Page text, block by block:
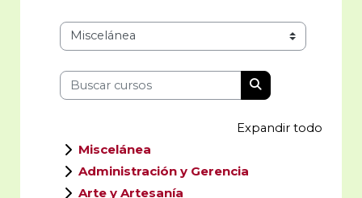
Categorías
Buscar cursos
Buscar cursos
Expandir todo
Miscelánea
Administración y Gerencia
Arte y Artesanía